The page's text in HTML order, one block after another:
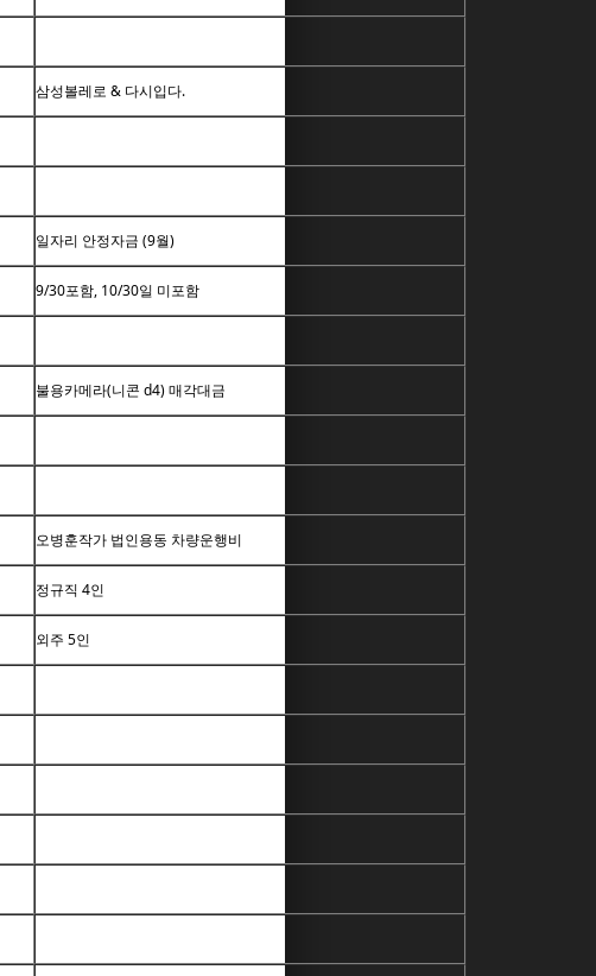
삼성볼레로 & 다시입다.
일자리 안정자금 (9월)
9/30포함, 10/30일 미포함
불용카메라(니콘 d4) 매각대금
오병훈작가 법인용동 차량운행비
정규직 4인
외주 5인